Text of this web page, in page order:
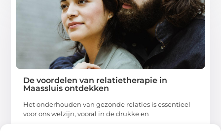
De voordelen van relatietherapie in
Maassluis ontdekken
Het onderhouden van gezonde relaties is essentieel
voor ons welzijn, vooral in de drukke en